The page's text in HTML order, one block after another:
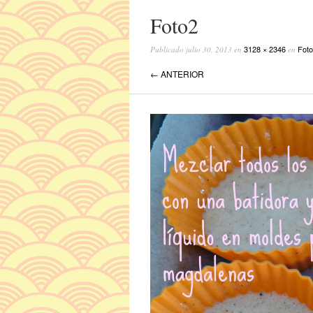
Foto2
Publicado julio 30, 2013 en 3128 × 2346en
← ANTERIOR